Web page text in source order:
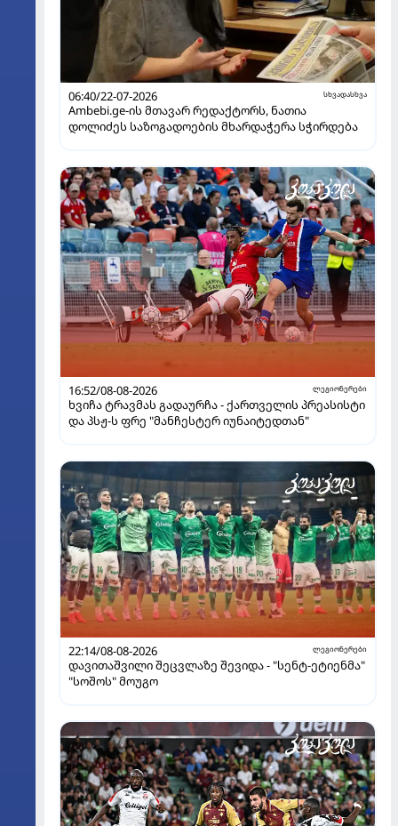
06:40/22-07-2026 სხვადასხვა
Ambebi.ge-ის მთავარ რედაქტორს, ნათია
დოლიძეს საზოგადოების მხარდაჭერა სჭირდება
16:52/08-08-2026 ლეგიონერები
ხვიჩა ტრავმას გადაურჩა - ქართველის პრეასისტი
და პსჟ-ს ფრე "მანჩესტერ იუნაიტედთან"
22:14/08-08-2026 ლეგიონერები
დავითაშვილი შეცვლაზე შევიდა - "სენტ-ეტიენმა"
"სოშოს" მოუგო